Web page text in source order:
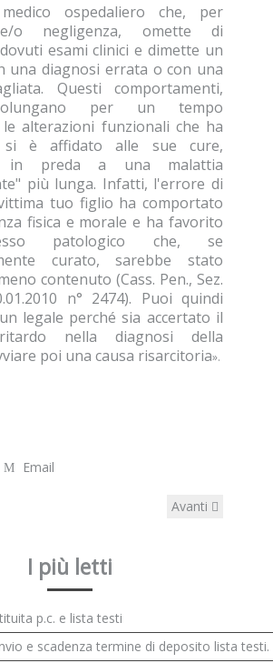
ospedaliero che, per
o negligenza, omette di
esami clinici e dimette un
una diagnosi errata o con una
Questi comportamenti,
per un tempo
alterazioni funzionali che ha
è affidato alle sue cure,
in preda a una malattia
più lunga. Infatti, l'errore di
tuo figlio ha comportato
fisica e morale e ha favorito
patologico che, se
curato, sarebbe stato
contenuto (Cass. Pen., Sez.
n° 2474). Puoi quindi
legale perché sia accertato il
nella diagnosi della
poi una causa risarcitoria».
Email
Avanti
I più letti
p.c. e lista testi
e scadenza termine di deposito lista testi.